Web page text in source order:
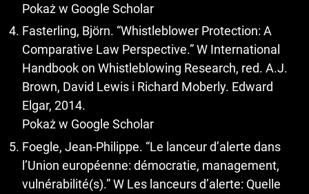
Pokaż w Google Scholar
Fasterling, Björn. “Whistleblower Protection: A
Comparative Law Perspective.” W International
Handbook on Whistleblowing Research, red. A.J.
Brown, David Lewis i Richard Moberly. Edward
Elgar, 2014.
Pokaż w Google Scholar
Foegle, Jean-Philippe. “Le lanceur d’alerte dans
l’Union européenne: démocratie, management,
vulnérabilité(s).” W Les lanceurs d’alerte: Quelle